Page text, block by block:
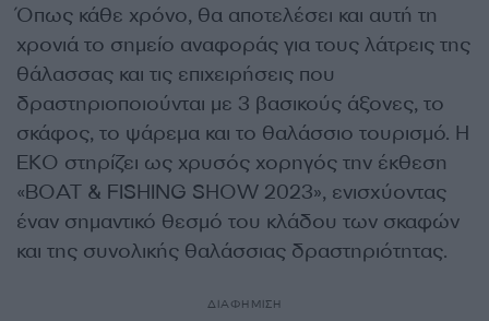
Όπως κάθε χρόνο, θα αποτελέσει και αυτή τη
χρονιά το σημείο αναφοράς για τους λάτρεις της
θάλασσας και τις επιχειρήσεις που
δραστηριοποιούνται με 3 βασικούς άξονες, το
σκάφος, το ψάρεμα και το θαλάσσιο τουρισμό. Η
EKO στηρίζει ως χρυσός χορηγός την έκθεση
«BOAT & FISHING SHOW 2023», ενισχύοντας
έναν σημαντικό θεσμό του κλάδου των σκαφών
και της συνολικής θαλάσσιας δραστηριότητας.
ΔΙΑΦΗΜΙΣΗ